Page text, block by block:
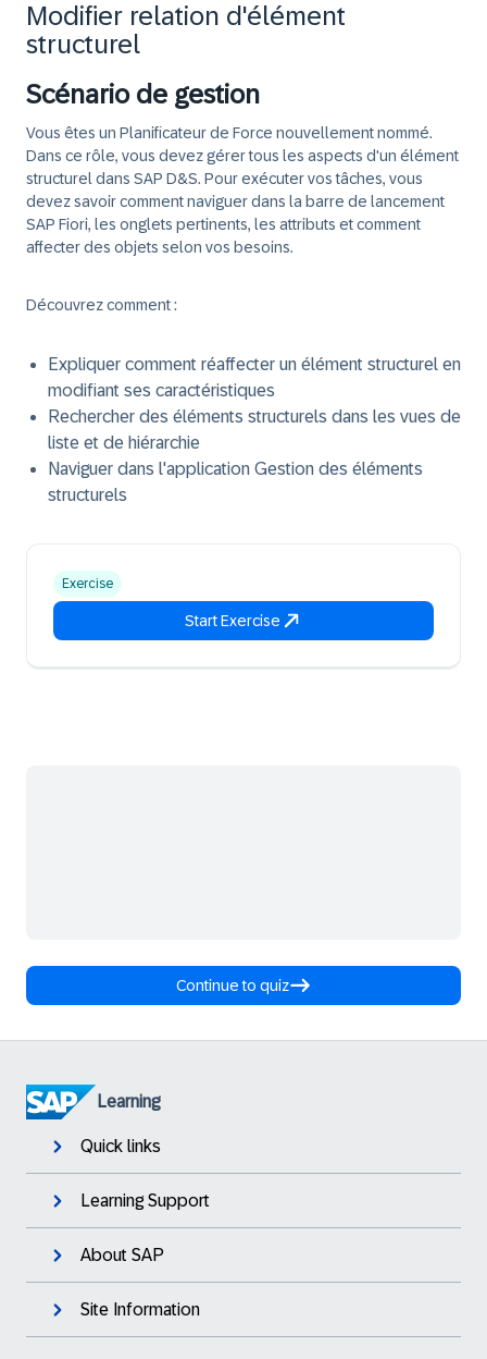
Modifier relation d'élément
structurel
Scénario de gestion
Vous êtes un Planificateur de Force nouvellement nommé.
Dans ce rôle, vous devez gérer tous les aspects d'un élément
structurel dans SAP D&S. Pour exécuter vos tâches, vous
devez savoir comment naviguer dans la barre de lancement
SAP Fiori, les onglets pertinents, les attributs et comment
affecter des objets selon vos besoins.
Découvrez comment :
Expliquer comment réaffecter un élément structurel en
modifiant ses caractéristiques
Rechercher des éléments structurels dans les vues de
liste et de hiérarchie
Naviguer dans l'application Gestion des éléments
structurels
Exercise
Start Exercise
Continue to quiz
Learning
Quick links
Learning Support
About SAP
Site Information